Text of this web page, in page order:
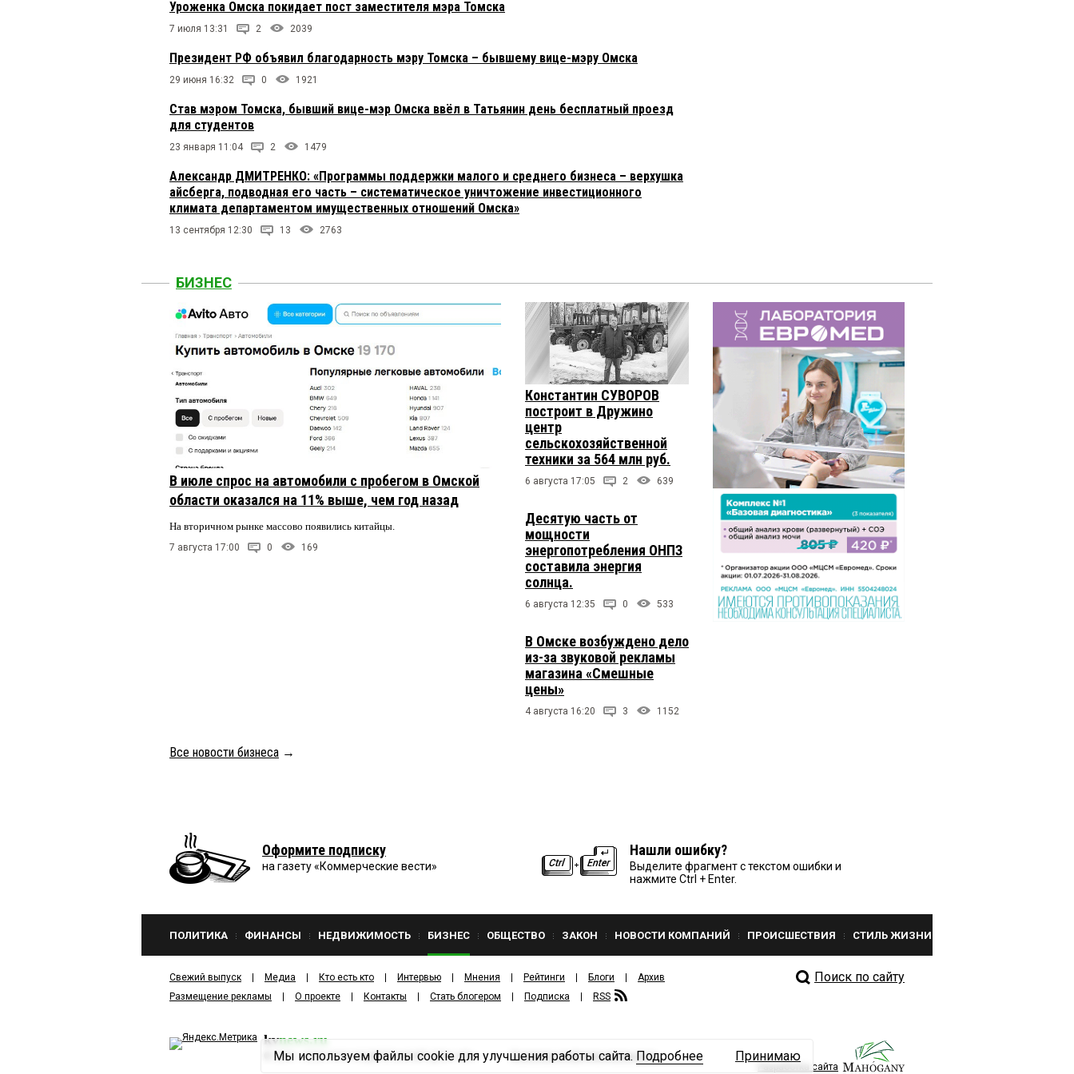
Уроженка Омска покидает пост заместителя мэра Томска
7 июля 13:31 2 2039
Президент РФ объявил благодарность мэру Томска – бывшему вице-мэру Омска
29 июня 16:32 0 1921
Став мэром Томска, бывший вице-мэр Омска ввёл в Татьянин день бесплатный проезд
для студентов
23 января 11:04 2 1479
Александр ДМИТРЕНКО: «Программы поддержки малого и среднего бизнеса – верхушка
айсберга, подводная его часть – систематическое уничтожение инвестиционного
климата департаментом имущественных отношений Омска»
13 сентября 12:30 13 2763
БИЗНЕС
В июле спрос на автомобили с пробегом в Омской
области оказался на 11% выше, чем год назад
На вторичном рынке массово появились китайцы.
7 августа 17:00 0 169
Константин СУВОРОВ
построит в Дружино
центр
сельскохозяйственной
техники за 564 млн руб.
6 августа 17:05 2 639
Десятую часть от
мощности
энергопотребления ОНПЗ
составила энергия
солнца.
6 августа 12:35 0 533
В Омске возбуждено дело
из-за звуковой рекламы
магазина «Смешные
цены»
4 августа 16:20 3 1152
Все новости бизнеса →
Оформите подписку
на газету «Коммерческие вести»
Нашли ошибку?
Выделите фрагмент с текстом ошибки и
нажмите Ctrl + Enter.
ПОЛИТИКА ФИНАНСЫ НЕДВИЖИМОСТЬ БИЗНЕС ОБЩЕСТВО ЗАКОН НОВОСТИ КОМПАНИЙ ПРОИСШЕСТВИЯ СТИЛЬ ЖИЗНИ
Свежий выпуск Медиа Кто есть кто Интервью Мнения Рейтинги Блоги
Архив
Размещение рекламы
О проекте Контакты Стать блогером Подписка RSS
Поиск по сайту
kvnews.ru
2001—2026ООО ИЗДАТЕЛЬСКИЙ ДОМ «КВ».
Политика конфиденциальности
Разработка сайта
Мы используем файлы cookie для улучшения работы сайта. Подробнее Принимаю